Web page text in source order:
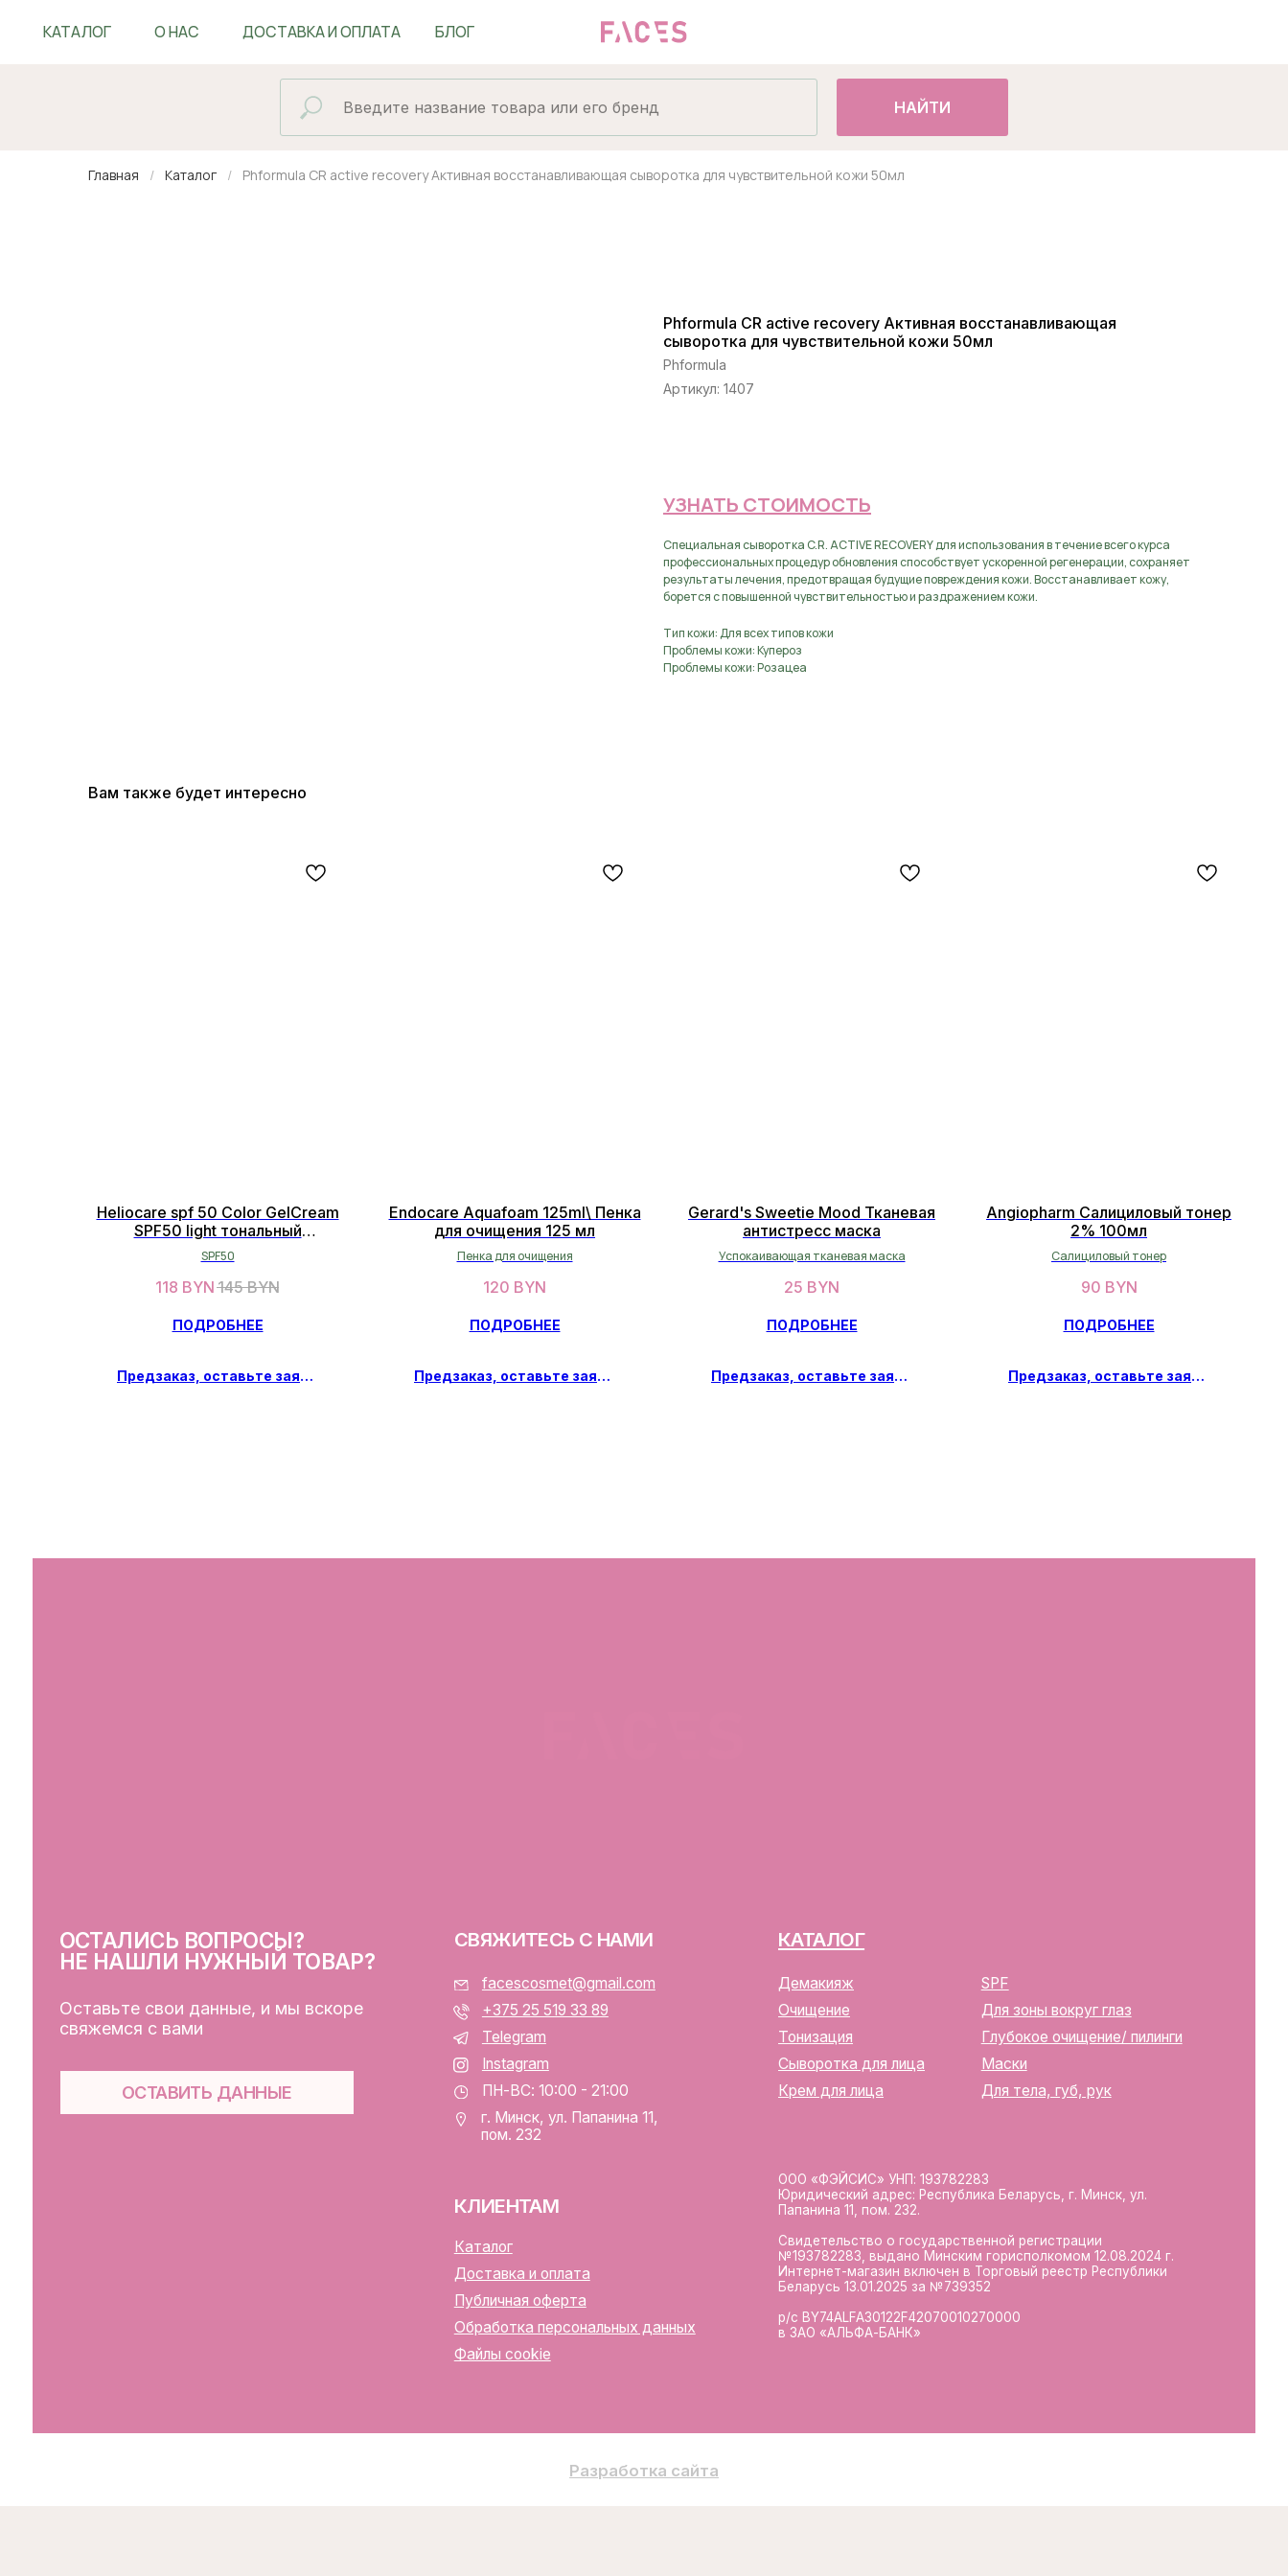
КАТАЛОГ О НАС БЛОГ
ДОСТАВКА И ОПЛАТА
НАЙТИ
Главная Каталог Phformula CR active recovery Активная восстанавливающая сыворотка для чувствительной кожи 50мл
Phformula CR active recovery Активная восстанавливающая
сыворотка для чувствительной кожи 50мл
Phformula
Артикул: 1407
УЗНАТЬ СТОИМОСТЬ
Специальная сыворотка C.R. ACTIVE RECOVERY для использования в течение всего курса
профессиональных процедур обновления cпособствует ускоренной регенерации, сохраняет
результаты лечения, предотвращая будущие повреждения кожи. Восстанавливает кожу,
борется с повышенной чувствительностью и раздражением кожи.
Тип кожи: Для всех типов кожи
Проблемы кожи: Купероз
Проблемы кожи: Розацеа
Вам также будет интересно
Heliocare spf 50 Color GelCream
SPF50 light тональный
солнцезащитный крем 50мл
SPF50
118 BYN 145 BYN
ПОДРОБНЕЕ
Предзаказ, оставьте заявку
Endocare Aquafoam 125ml\ Пенка
для очищения 125 мл
Пенка для очищения
120 BYN
ПОДРОБНЕЕ
Предзаказ, оставьте заявку
Gerard's Sweetie Mood Тканевая
антистресс маска
Успокаивающая тканевая маска
25 BYN
ПОДРОБНЕЕ
Предзаказ, оставьте заявку
Angiopharm Салициловый тонер
2% 100мл
Салициловый тонер
90 BYN
ПОДРОБНЕЕ
Предзаказ, оставьте заявку
Каталог
ООО «ФЭЙСИС» УНП: 193782283
Свидетельство о государственной регистрации
№193782283, выдано Минским горисполкомом 12.08.2024 г.
Интернет-магазин включен в Торговый реестр Республики
Беларусь 13.01.2025 за №739352
р/с BY74ALFA30122F42070010270000
в ЗАО «АЛЬФА-БАНК»
Доставка и оплата
Публичная оферта
Обработка персональных данных
Файлы cookie
Разработка сайта